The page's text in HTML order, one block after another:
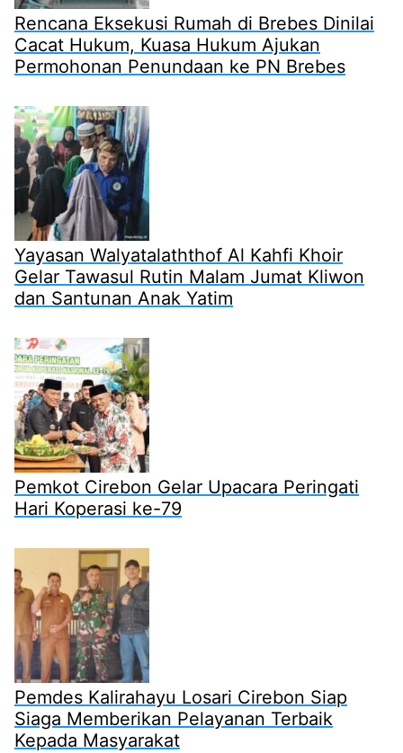
Rencana Eksekusi Rumah di Brebes Dinilai
Cacat Hukum, Kuasa Hukum Ajukan
Permohonan Penundaan ke PN Brebes
Yayasan Walyatalaththof Al Kahfi Khoir
Gelar Tawasul Rutin Malam Jumat Kliwon
dan Santunan Anak Yatim
Pemkot Cirebon Gelar Upacara Peringati
Hari Koperasi ke-79
Pemdes Kalirahayu Losari Cirebon Siap
Siaga Memberikan Pelayanan Terbaik
Kepada Masyarakat